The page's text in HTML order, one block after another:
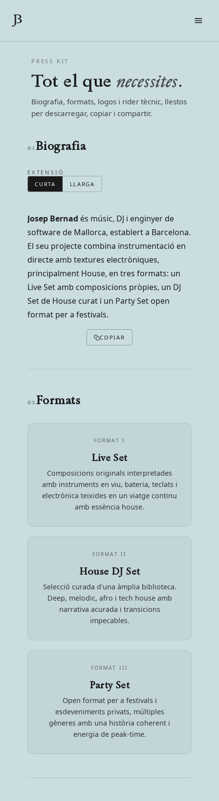
SOBRE MI
CONTACTE
PRESS KIT
Tot el que necessites.
Biografia, formats, logos i rider tècnic, llestos
per descarregar, copiar i compartir.
01Biografia
EXTENSIÓ
CURTA
LLARGA
Josep Bernad és músic, DJ i enginyer de
software de Mallorca, establert a Barcelona.
El seu projecte combina instrumentació en
directe amb textures electròniques,
principalment House, en tres formats: un
Live Set amb composicions pròpies, un DJ
Set de House curat i un Party Set open
format per a festivals.
COPIAR
02Formats
FORMAT I
Live Set
Composicions originals interpretades
amb instruments en viu, bateria, teclats i
electrònica teixides en un viatge continu
amb essència house.
FORMAT II
House DJ Set
Selecció curada d'una àmplia biblioteca.
Deep, melodic, afro i tech house amb
narrativa acurada i transicions
impecables.
FORMAT III
Party Set
Open format per a festivals i
esdeveniments privats, múltiples
gèneres amb una història coherent i
energia de peak-time.